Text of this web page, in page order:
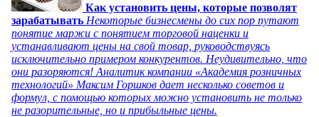
Как установить цены, которые позволят
зарабатывать Некоторые бизнесмены до сих пор путают
понятие маржи с понятием торговой наценки и
устанавливают цены на свой товар, руководствуясь
исключительно примером конкурентов. Неудивительно, что
они разоряются! Аналитик компании «Академия розничных
технологий» Максим Горшков дает несколько советов и
формул, с помощью которых можно установить не только
не разорительные, но и прибыльные цены.